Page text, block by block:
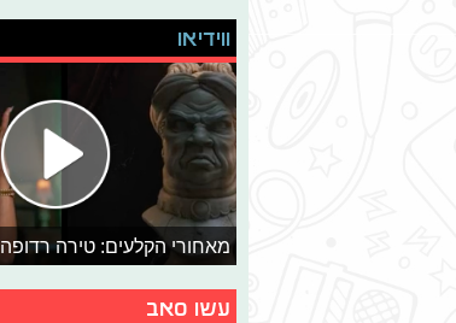
ווידיאו
מאחורי הקלעים: טירה רדופה
עשו סאב